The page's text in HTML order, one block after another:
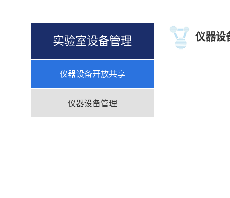
实验室设备管理
仪器设备开放共享
仪器设备管理
仪器设